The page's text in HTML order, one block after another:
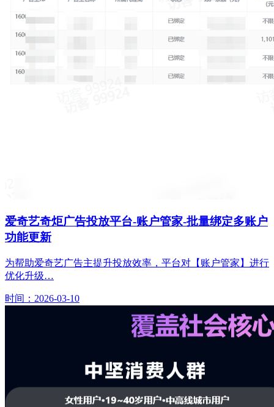
爱奇艺奇炬广告投放平台-账户管家-批量绑定多账户
功能更新
为帮助爱奇艺广告主提升投放效率，平台对【账户管家】进行
优化升级…
时间：2026-03-10